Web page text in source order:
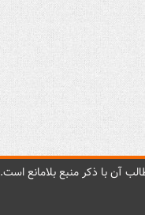
آن با ذکر منبع بلامانع است.